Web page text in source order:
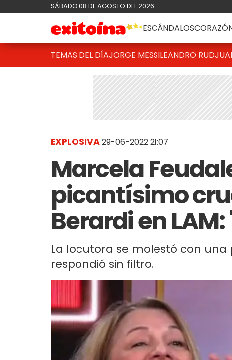
SÁBADO 08 DE AGOSTO DEL 2026
ESCÁNDALOS
TEMAS DEL DÍAJORGE MESSILEANDRO RUD
EXPLOSIVA29-06-2022 21:07
Marcela
picantísimo
Berardi en
La locutora se molestó con
respondió sin filtro.